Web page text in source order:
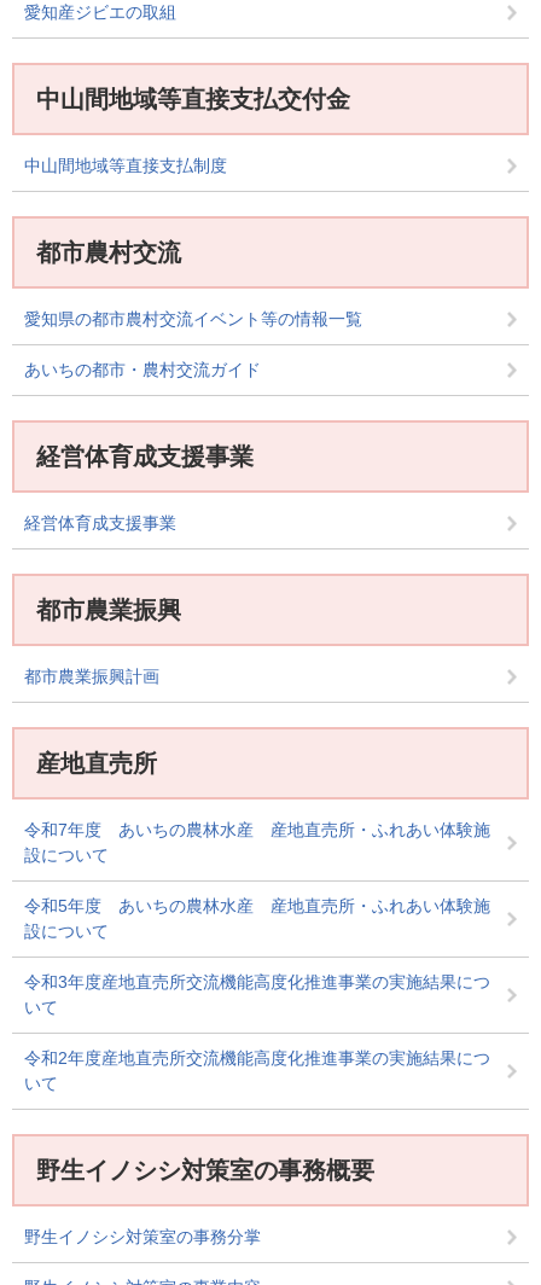
愛知産ジビエの取組
中山間地域等直接支払交付金
中山間地域等直接支払制度
都市農村交流
愛知県の都市農村交流イベント等の情報一覧
あいちの都市・農村交流ガイド
経営体育成支援事業
経営体育成支援事業
都市農業振興
都市農業振興計画
産地直売所
令和7年度 あいちの農林水産 産地直売所・ふれあい体験施
設について
令和5年度 あいちの農林水産 産地直売所・ふれあい体験施
設について
令和3年度産地直売所交流機能高度化推進事業の実施結果につ
いて
令和2年度産地直売所交流機能高度化推進事業の実施結果につ
いて
野生イノシシ対策室の事務概要
野生イノシシ対策室の事務分掌